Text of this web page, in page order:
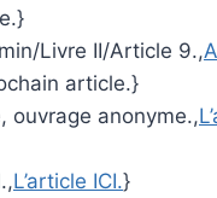
Livre II/Article 9.,
article.}
ouvrage anonyme.,
L’article ICI.}